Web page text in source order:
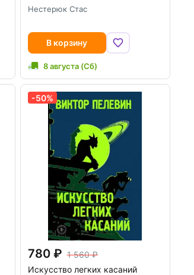
Нестерюк Стас
В корзину
8 августа (Сб)
-50%
780
1 560
Искусство легких касаний